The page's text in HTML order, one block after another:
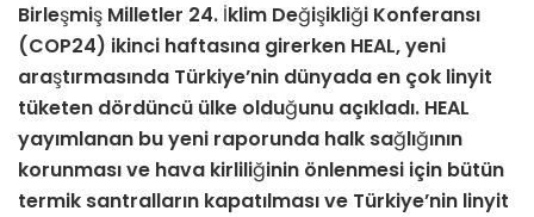
Birleşmiş Milletler 24. İklim Değişikliği Konferansı
(COP24) ikinci haftasına girerken HEAL, yeni
araştırmasında Türkiye’nin dünyada en çok linyit
tüketen dördüncü ülke olduğunu açıkladı. HEAL
yayımlanan bu yeni raporunda halk sağlığının
korunması ve hava kirliliğinin önlenmesi için bütün
termik santralların kapatılması ve Türkiye’nin linyit